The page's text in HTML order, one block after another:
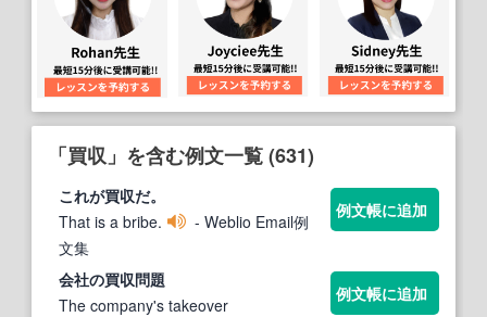
「買収」を含む例文一覧 (631)
これが買収だ。
That is a bribe.
- Weblio Email例
文集
例文帳に追加
会社の買収問題
The company's takeover
例文帳に追加